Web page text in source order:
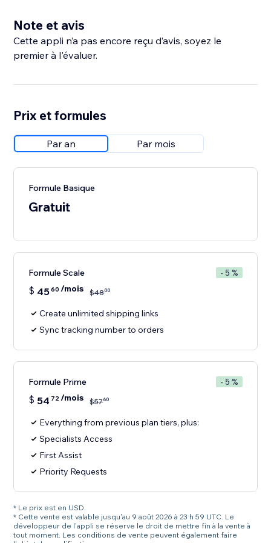
Note et avis
Cette appli n’a pas encore reçu d’avis, soyez le
premier à l'évaluer.
Prix et formules
Par an Par mois
Formule Basique
Gratuit
Formule Scale - 5 %
$ 4560 /mois $4800
Create unlimited shipping links
Sync tracking number to orders
Formule Prime - 5 %
$ 54 72/mois $5760
Everything from previous plan tiers, plus:
Specialists Access
First Assist
Priority Requests
* Le prix est en USD.
* Cette vente est valable jusqu'au 9 août 2026 à 23 h 59 UTC. Le
développeur de l'appli se réserve le droit de mettre fin à la vente à
tout moment. Les conditions de vente peuvent également faire